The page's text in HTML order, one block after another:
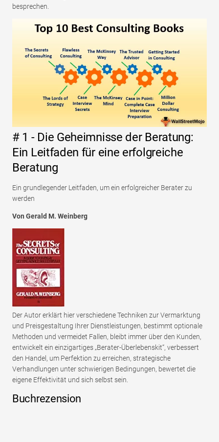
besprechen.
# 1 - Die Geheimnisse der Beratung:
Ein Leitfaden für eine erfolgreiche
Beratung
Ein grundlegender Leitfaden, um ein erfolgreicher Berater zu
werden
Von Gerald M. Weinberg
Der Autor erklärt hier verschiedene Techniken zur Vermarktung
und Preisgestaltung Ihrer Dienstleistungen, bestimmt optionale
Methoden und vermeidet Fallen, bleibt immer über den Kunden,
entwickelt ein einzigartiges „Berater-Überlebenskit“, verbessert
den Handel, um Perfektion zu erreichen, strategische
Verhandlungen unter schwierigen Bedingungen, bewertet die
eigene Effektivität und sich selbst sein.
Buchrezension